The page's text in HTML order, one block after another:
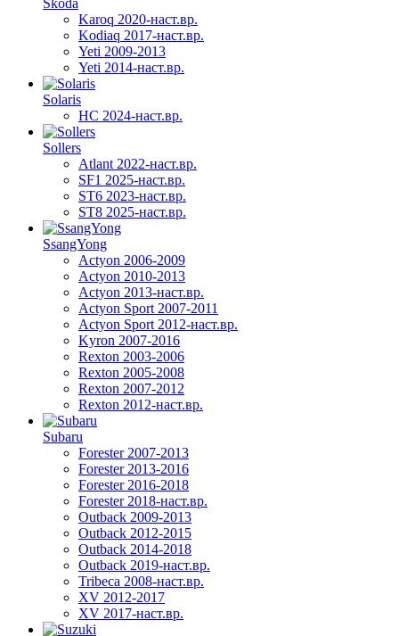
Karoq 2020-наст.вр.
Kodiaq 2017-наст.вр.
Yeti 2009-2013
Yeti 2014-наст.вр.
Solaris
HC 2024-наст.вр.
Sollers
Atlant 2022-наст.вр.
SF1 2025-наст.вр.
ST6 2023-наст.вр.
ST8 2025-наст.вр.
SsangYong
Actyon 2006-2009
Actyon 2010-2013
Actyon 2013-наст.вр.
Actyon Sport 2007-2011
Actyon Sport 2012-наст.вр.
Kyron 2007-2016
Rexton 2003-2006
Rexton 2005-2008
Rexton 2007-2012
Rexton 2012-наст.вр.
Subaru
Forester 2007-2013
Forester 2013-2016
Forester 2016-2018
Forester 2018-наст.вр.
Outback 2009-2013
Outback 2012-2015
Outback 2014-2018
Outback 2019-наст.вр.
Tribeca 2008-наст.вр.
XV 2012-2017
XV 2017-наст.вр.